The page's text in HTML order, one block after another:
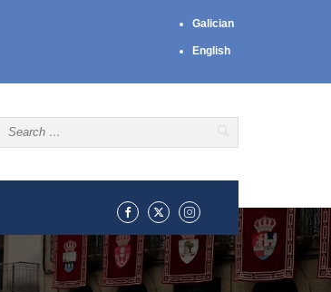
Galician
English